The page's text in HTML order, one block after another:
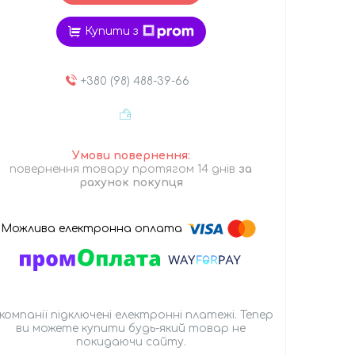
Купити з
+380 (98) 488-39-66
повернення товару протягом 14 днів за
рахунок покупця
підключені електронні платежі. Тепер
ви можете купити будь-який товар не
покидаючи сайту.